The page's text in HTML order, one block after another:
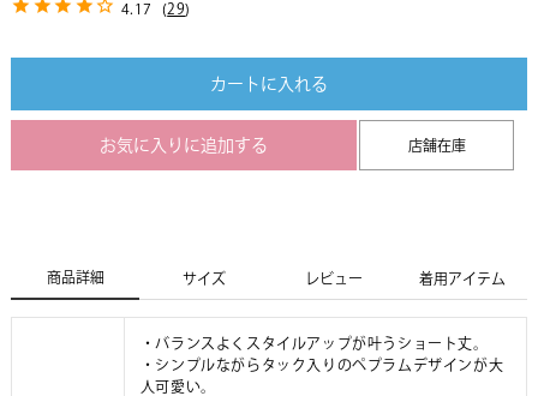
4.17 (29)
カートに入れる
お気に入りに追加する 店舗在庫
商品詳細 サイズ レビュー 着用アイテム
・バランスよくスタイルアップが叶うショート丈。
・シンプルながらタック入りのペプラムデザインが大
人可愛い。